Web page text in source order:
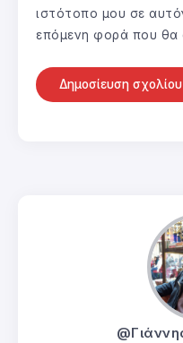
ιστότοπο μου σε
επόμενη φορά που θα